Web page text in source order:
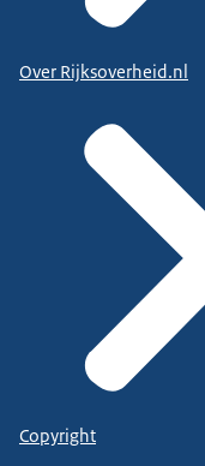
Over Rijksoverheid.nl
Copyright